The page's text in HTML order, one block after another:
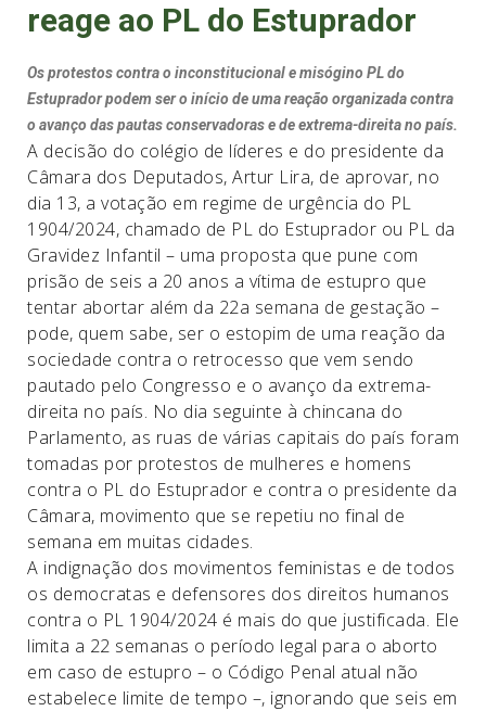
reage ao PL do Estuprador
Os protestos contra o inconstitucional e misógino PL do
Estuprador podem ser o início de uma reação organizada contra
o avanço das pautas conservadoras e de extrema-direita no país.
A decisão do colégio de líderes e do presidente da
Câmara dos Deputados, Artur Lira, de aprovar, no
dia 13, a votação em regime de urgência do PL
1904/2024, chamado de PL do Estuprador ou PL da
Gravidez Infantil – uma proposta que pune com
prisão de seis a 20 anos a vítima de estupro que
tentar abortar além da 22a semana de gestação –
pode, quem sabe, ser o estopim de uma reação da
sociedade contra o retrocesso que vem sendo
pautado pelo Congresso e o avanço da extrema-
direita no país. No dia seguinte à chincana do
Parlamento, as ruas de várias capitais do país foram
tomadas por protestos de mulheres e homens
contra o PL do Estuprador e contra o presidente da
Câmara, movimento que se repetiu no final de
semana em muitas cidades.
A indignação dos movimentos feministas e de todos
os democratas e defensores dos direitos humanos
contra o PL 1904/2024 é mais do que justificada. Ele
limita a 22 semanas o período legal para o aborto
em caso de estupro – o Código Penal atual não
estabelece limite de tempo –, ignorando que seis em